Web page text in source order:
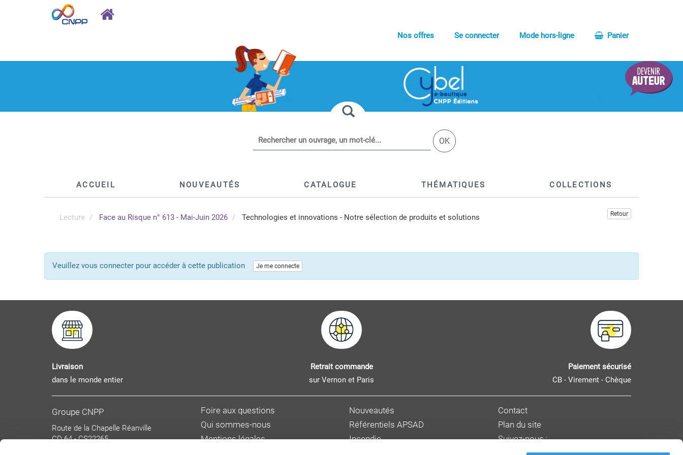
Nos offres Se connecter Mode hors-ligne Panier
OK
ACCUEIL NOUVEAUTÉS CATALOGUE THÉMATIQUES COLLECTIONS
Lecture Face au Risque n° 613 - Mai-Juin 2026 Technologies et innovations - Notre sélection de produits et solutions Retour
Veuillez vous connecter pour accéder à cette publication Je me connecte
Livraison
dans le monde entier
Retrait commande
sur Vernon et Paris
Paiement sécurisé
CB - Virement - Chèque
Groupe CNPP
Route de la Chapelle Réanville
CD 64 - CS22265
Foire aux questions
Qui sommes-nous
Mentions légales
Nouveautés
Référentiels APSAD
Incendie
Contact
Plan du site
Suivez-nous :